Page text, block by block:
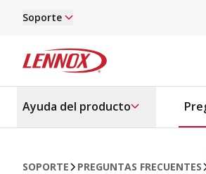
Soporte
Lennox
Ayuda del producto
SOPORTE PREGUNTAS FRECUENTES